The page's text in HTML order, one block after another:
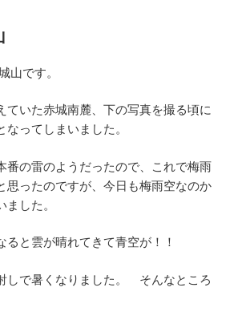
山です。
ていた赤城南麓、下の写真を撮る頃に
なってしまいました。
番の雷のようだったので、これで梅雨
思ったのですが、今日も梅雨空なのか
ました。
ると雲が晴れてきて青空が！！
しで暑くなりました。 そんなところ